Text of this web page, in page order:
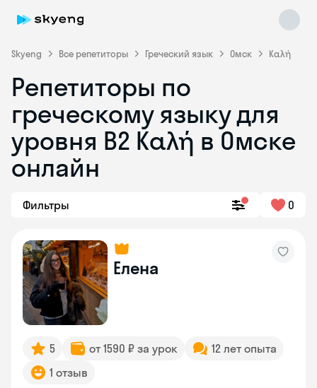
Skyeng Все репетиторы Греческий язык Омск Καλή
Репетиторы по
греческому языку для
уровня Β2 Καλή в Омске
онлайн
Фильтры 0
Елена
5 от 1590 ₽ за урок
12 лет опыта
1 отзыв
Skyeng Chat